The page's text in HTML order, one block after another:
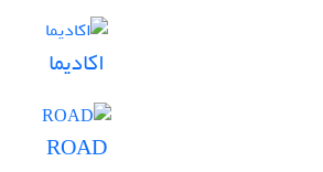
اکادیما
ROAD